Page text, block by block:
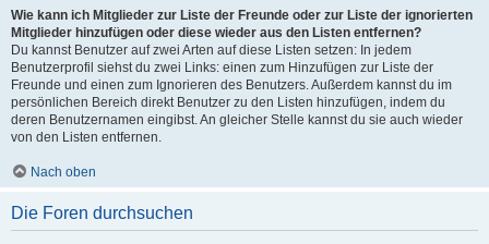
Wie kann ich Mitglieder zur Liste der Freunde oder zur Liste der ignorierten
Mitglieder hinzufügen oder diese wieder aus den Listen entfernen?
Du kannst Benutzer auf zwei Arten auf diese Listen setzen: In jedem
Benutzerprofil siehst du zwei Links: einen zum Hinzufügen zur Liste der
Freunde und einen zum Ignorieren des Benutzers. Außerdem kannst du im
persönlichen Bereich direkt Benutzer zu den Listen hinzufügen, indem du
deren Benutzernamen eingibst. An gleicher Stelle kannst du sie auch wieder
von den Listen entfernen.
Nach oben
Die Foren durchsuchen